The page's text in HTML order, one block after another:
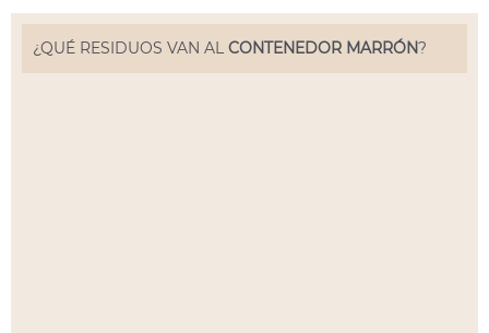
¿QUÉ RESIDUOS VAN AL CONTENEDOR MARRÓN?